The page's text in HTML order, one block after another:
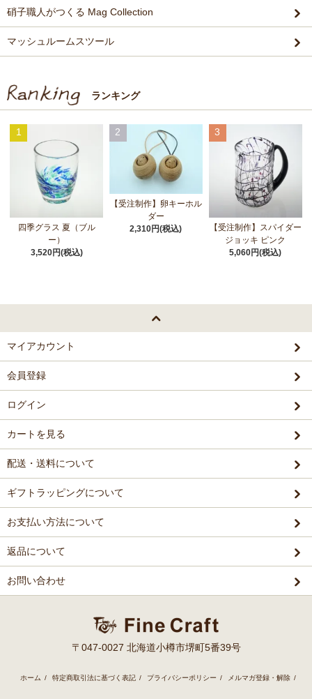
硝子職人がつくる Mag Collection
マッシュルームスツール
ランキング
1
四季グラス 夏（ブル
ー）
3,520円(税込)
2
【受注制作】卵キーホル
ダー
2,310円(税込)
3
【受注制作】スパイダー
ジョッキ ピンク
5,060円(税込)
マイアカウント
会員登録
ログイン
カートを見る
配送・送料について
ギフトラッピングについて
お支払い方法について
返品について
お問い合わせ
〒047-0027 北海道小樽市堺町5番39号
ホーム / 特定商取引法に基づく表記 / プライバシーポリシー / メルマガ登録・解除 /